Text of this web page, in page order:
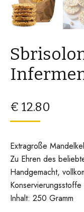
€ 12.80
Extragroße
Zu Ehren des
Handgemacht,
Konservierungsstoffe
Inhalt: 250 Gramm